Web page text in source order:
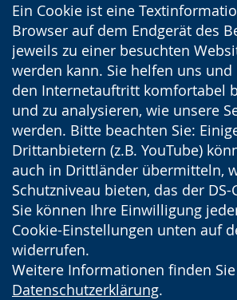
Ein Cookie ist eine
Browser auf dem Endgerät des
jeweils zu einer besuchten
werden kann. Sie helfen uns
den Internetauftritt komfortabel
und zu analysieren, wie unsere
werden. Bitte beachten Sie:
Drittanbietern (z.B. YouTube)
auch in Drittländer übermitteln,
Schutzniveau bieten, das der
Sie können Ihre Einwilligung
Cookie-Einstellungen unten auf
widerrufen.
Weitere Informationen finden
Datenschutzerklärung.